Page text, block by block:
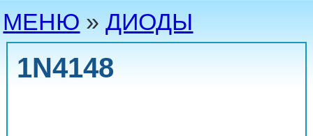
МЕНЮ »ДИОДЫ
1N4148